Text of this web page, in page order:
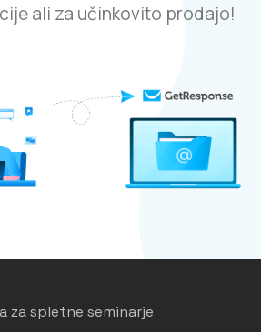
ali za učinkovito prodajo!
za spletne seminarje